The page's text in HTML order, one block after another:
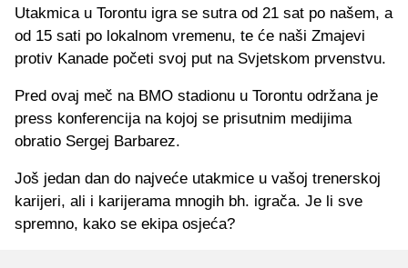
Utakmica u Torontu igra se sutra od 21 sat po našem, a
od 15 sati po lokalnom vremenu, te će naši Zmajevi
protiv Kanade početi svoj put na Svjetskom prvenstvu.
Pred ovaj meč na BMO stadionu u Torontu održana je
press konferencija na kojoj se prisutnim medijima
obratio Sergej Barbarez.
Još jedan dan do najveće utakmice u vašoj trenerskoj
karijeri, ali i karijerama mnogih bh. igrača. Je li sve
spremno, kako se ekipa osjeća?